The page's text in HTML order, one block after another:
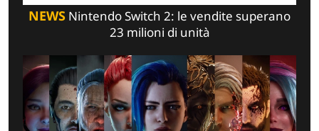
NEWS Nintendo Switch 2: le vendite superano
23 milioni di unità